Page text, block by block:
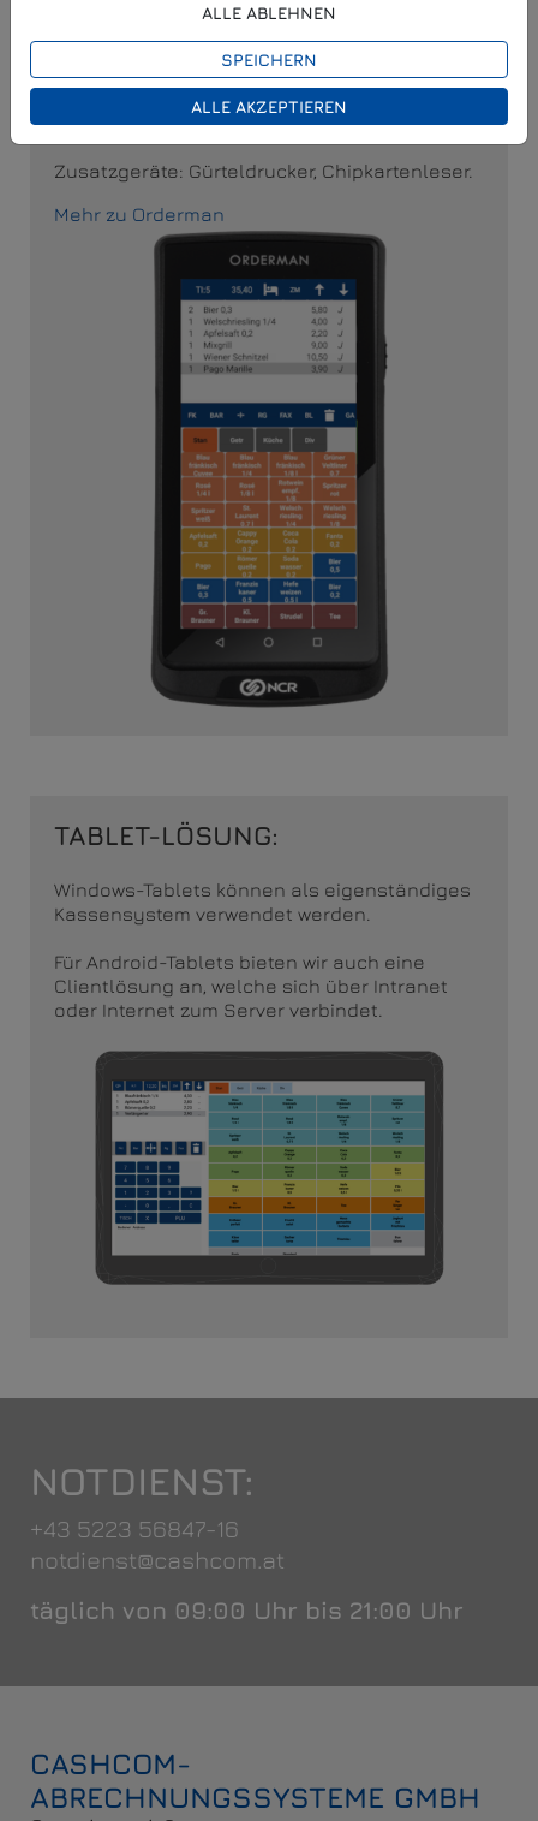
Typen von Lokalen!
Die Modelle DON, MAX2, SOL, sowie
Orderman5, Orderman7, Orderman9 und
Orderman10 sind kompatibel mit MELZER
X3000.
Zusatzgeräte: Gürteldrucker, Chipkartenleser.
Mehr zu Orderman
TABLET-LÖSUNG:
Windows-Tablets können als eigenständiges
Kassensystem verwendet werden.
Für Android-Tablets bieten wir auch eine
Clientlösung an, welche sich über Intranet
oder Internet zum Server verbindet.
NOTDIENST:
+43 5223 56847-16
notdienst@cashcom.at
täglich von 09:00 Uhr bis 21:00 Uhr
CASHCOM-
ABRECHNUNGSSYSTEME GMBH
ALLE ABLEHNEN
SPEICHERN
ALLE AKZEPTIEREN